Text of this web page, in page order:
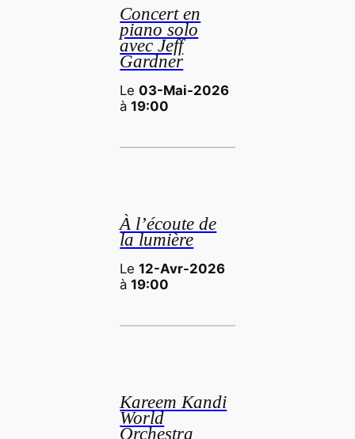
Concert en
piano solo
avec Jeff
Gardner
Le03-Mai-2026
à19:00
À l’écoute de
la lumière
Le12-Avr-2026
à19:00
Kareem Kandi
World
Orchestra